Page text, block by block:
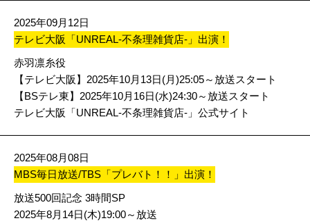
2025年09月12日
テレビ大阪「UNREAL-不条理雑貨店-」出演！
赤羽凛糸役
【テレビ大阪】2025年10月13日(月)25:05～放送スタート
【BSテレ東】2025年10月16日(水)24:30～放送スタート
テレビ大阪「UNREAL-不条理雑貨店-」公式サイト
2025年08月08日
MBS毎日放送/TBS「プレバト！！」出演！
放送500回記念 3時間SP
2025年8月14日(木)19:00～放送